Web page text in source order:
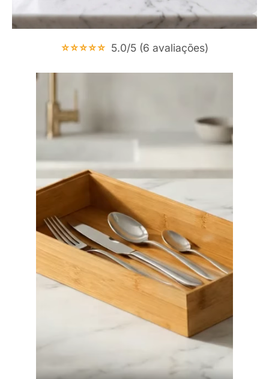
⭐⭐⭐⭐⭐ 5.0/5 (6 avaliações)